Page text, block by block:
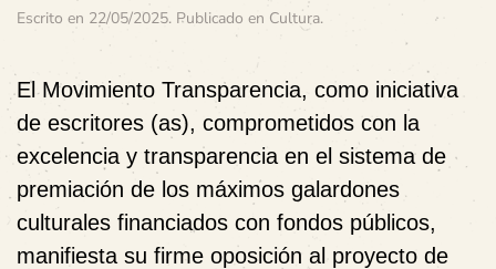
Escrito en 22/05/2025. Publicado en Cultura.
ElMovimiento Transparencia, como iniciativa
de escritores (as), comprometidos con la
excelencia y transparencia en el sistema de
premiación de los máximos galardones
culturales financiados con fondos públicos,
manifiesta su firme oposición al proyecto de